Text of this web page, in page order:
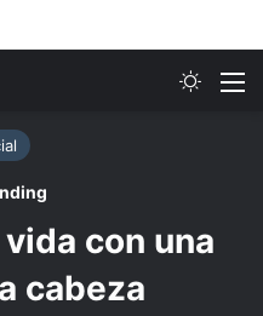
con una
cabeza